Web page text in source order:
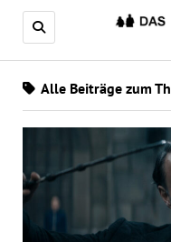
Alle Beiträge zum